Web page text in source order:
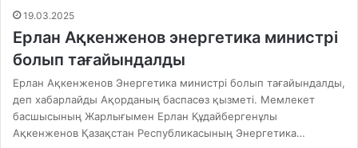
19.03.2025
Ерлан Ақкенженов энергетика министрі
болып тағайындалды
Ерлан Ақкенженов Энергетика министрі болып тағайындалды,
деп хабарлайды Ақорданың баспасөз қызметі. Мемлекет
басшысының Жарлығымен Ерлан Құдайбергенұлы
Ақкенженов Қазақстан Республикасының Энергетика…